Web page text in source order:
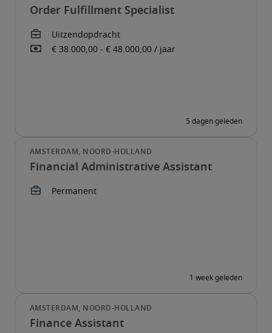
Order Fulfillment Specialist
Financial Administrative Assistant
Finance Assistant